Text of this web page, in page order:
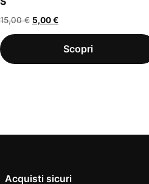
15,00€ Il
prezzo
originale
5,00€Il
prezzo
attuale
Acquisti sicuri